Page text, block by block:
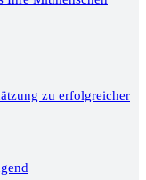
zu erfolgreicher